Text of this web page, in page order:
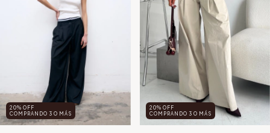
20% OFF
COMPRANDO 3 O MÁS
20% OFF
COMPRANDO 3 O MÁS